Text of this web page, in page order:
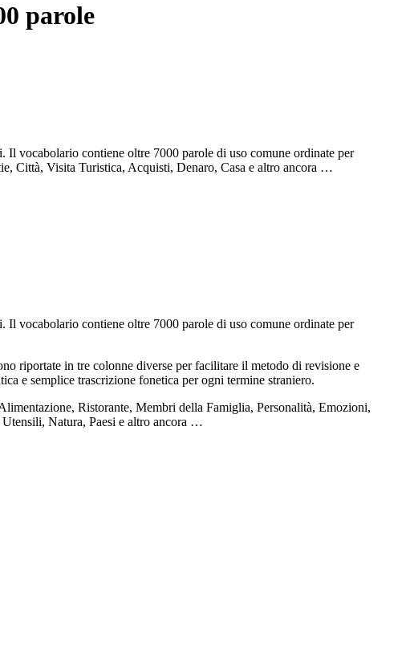
parole
vocabolario contiene oltre 7000 parole di uso comune ordinate per
Città, Visita Turistica, Acquisti, Denaro, Casa e altro ancora …
vocabolario contiene oltre 7000 parole di uso comune ordinate per
riportate in tre colonne diverse per facilitare il metodo di revisione e
e semplice trascrizione fonetica per ogni termine straniero.
Ristorante, Membri della Famiglia, Personalità, Emozioni,
Natura, Paesi e altro ancora …